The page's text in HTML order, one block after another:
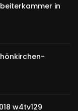
in
w4tv129